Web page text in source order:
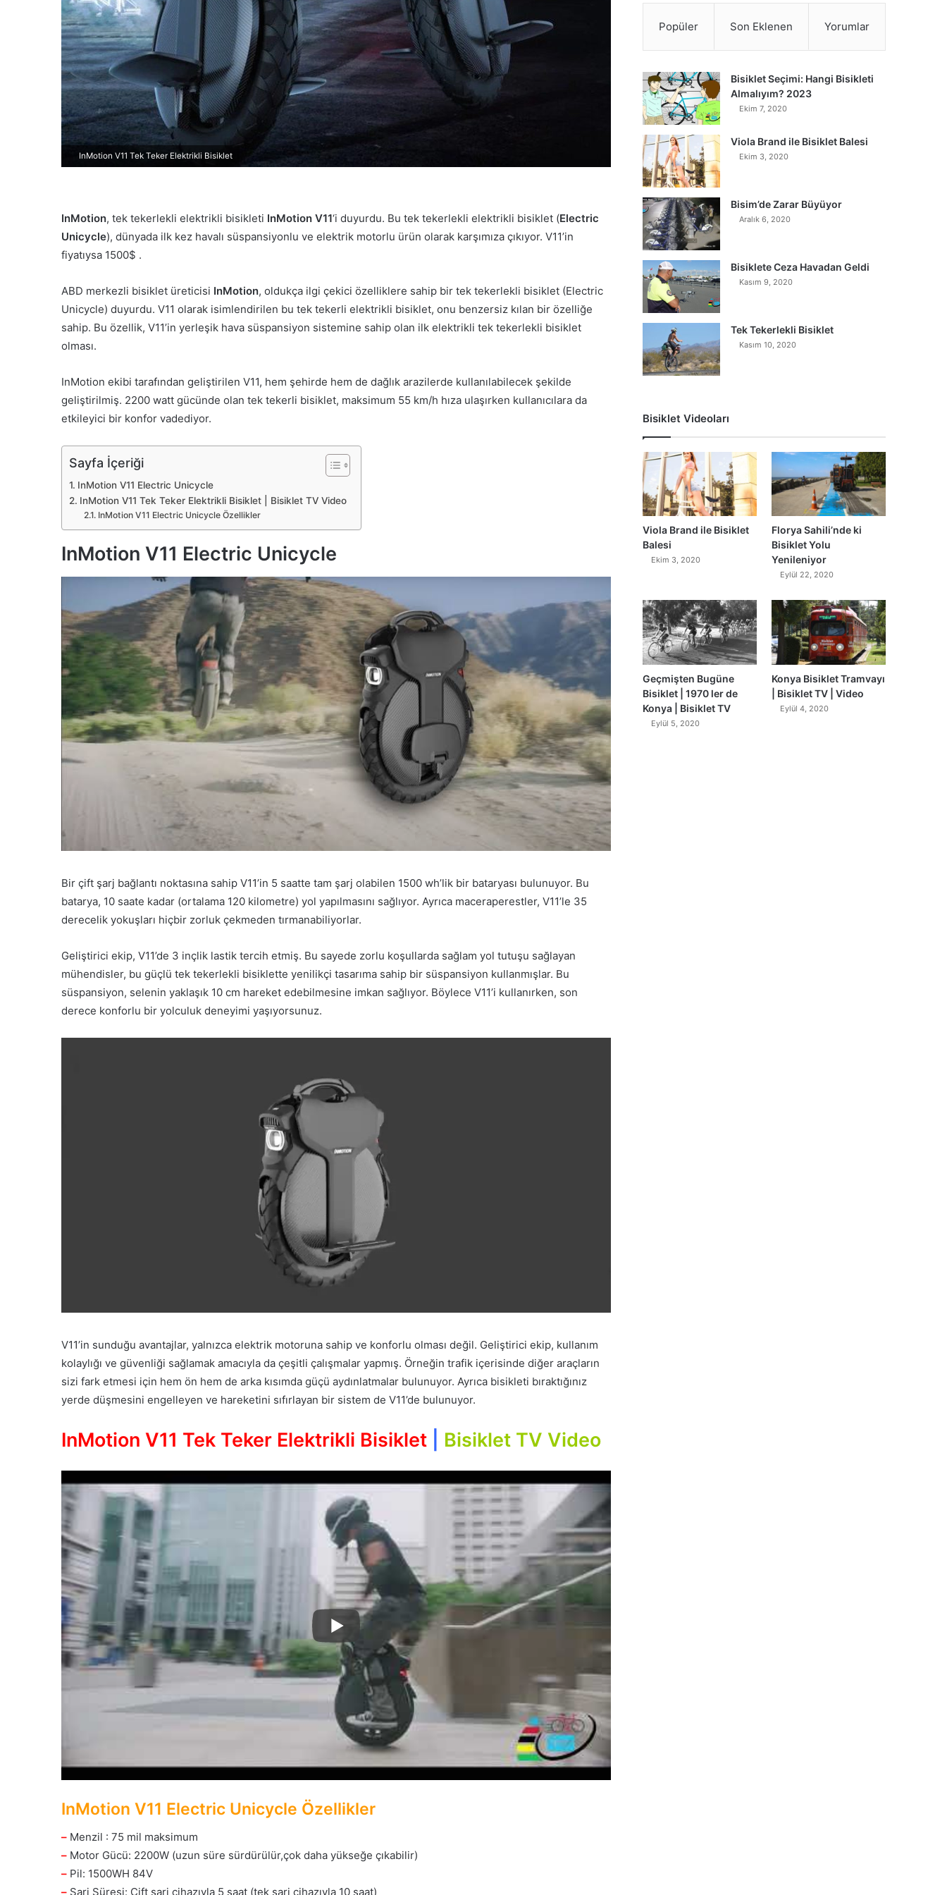
d
e
r
m
k
InMotion V11 Tek Teker Elektrikli Bisiklet
InMotion, tek tekerlekli elektrikli bisikleti InMotion V11‘i duyurdu. Bu tek tekerlekli elektrikli bisiklet (Electric
Unicycle), dünyada ilk kez havalı süspansiyonlu ve elektrik motorlu ürün olarak karşımıza çıkıyor. V11’in
fiyatıysa 1500$ .
ABD merkezli bisiklet üreticisi InMotion, oldukça ilgi çekici özelliklere sahip bir tek tekerlekli bisiklet (Electric
Unicycle) duyurdu. V11 olarak isimlendirilen bu tek tekerli elektrikli bisiklet, onu benzersiz kılan bir özelliğe
sahip. Bu özellik, V11’in yerleşik hava süspansiyon sistemine sahip olan ilk elektrikli tek tekerlekli bisiklet
olması.
InMotion ekibi tarafından geliştirilen V11, hem şehirde hem de dağlık arazilerde kullanılabilecek şekilde
geliştirilmiş. 2200 watt gücünde olan tek tekerli bisiklet, maksimum 55 km/h hıza ulaşırken kullanıcılara da
etkileyici bir konfor vadediyor.
Sayfa İçeriği
InMotion V11 Electric Unicycle
InMotion V11 Tek Teker Elektrikli Bisiklet | Bisiklet TV Video
InMotion V11 Electric Unicycle Özellikler
InMotion V11 Electric Unicycle
Bir çift şarj bağlantı noktasına sahip V11’in 5 saatte tam şarj olabilen 1500 wh’lik bir bataryası bulunuyor. Bu
batarya, 10 saate kadar (ortalama 120 kilometre) yol yapılmasını sağlıyor. Ayrıca maceraperestler, V11’le 35
derecelik yokuşları hiçbir zorluk çekmeden tırmanabiliyorlar.
Geliştirici ekip, V11’de 3 inçlik lastik tercih etmiş. Bu sayede zorlu koşullarda sağlam yol tutuşu sağlayan
mühendisler, bu güçlü tek tekerlekli bisiklette yenilikçi tasarıma sahip bir süspansiyon kullanmışlar. Bu
süspansiyon, selenin yaklaşık 10 cm hareket edebilmesine imkan sağlıyor. Böylece V11’i kullanırken, son
derece konforlu bir yolculuk deneyimi yaşıyorsunuz.
V11’in sunduğu avantajlar, yalnızca elektrik motoruna sahip ve konforlu olması değil. Geliştirici ekip, kullanım
kolaylığı ve güvenliği sağlamak amacıyla da çeşitli çalışmalar yapmış. Örneğin trafik içerisinde diğer araçların
sizi fark etmesi için hem ön hem de arka kısımda güçü aydınlatmalar bulunuyor. Ayrıca bisikleti bıraktığınız
yerde düşmesini engelleyen ve hareketini sıfırlayan bir sistem de V11’de bulunuyor.
InMotion V11 Tek Teker Elektrikli Bisiklet Bisiklet TV Video
InMotion V11 Electric Unicycle Özellikler
– Menzil : 75 mil maksimum
– Motor Gücü: 2200W (uzun süre sürdürülür,çok daha yükseğe çıkabilir)
– Pil: 1500WH 84V
– Şarj Süresi: Çift şarj cihazıyla 5 saat (tek şarj cihazıyla 10 saat)
Popüler Son Eklenen Yorumlar
Bisiklet Seçimi: Hangi Bisikleti
Almalıyım? 2023
Ekim 7, 2020
Viola Brand ile Bisiklet Balesi
Ekim 3, 2020
Bisim’de Zarar Büyüyor
Aralık 6, 2020
Bisiklete Ceza Havadan Geldi
Kasım 9, 2020
Tek Tekerlekli Bisiklet
Kasım 10, 2020
Bisiklet Videoları
Viola Brand ile Bisiklet
Balesi
Ekim 3, 2020
Florya Sahili’nde ki
Bisiklet Yolu
Yenileniyor
Eylül 22, 2020
Geçmişten Bugüne
Bisiklet | 1970 ler de
Konya | Bisiklet TV
Eylül 5, 2020
Konya Bisiklet Tramvayı
| Bisiklet TV | Video
Eylül 4, 2020